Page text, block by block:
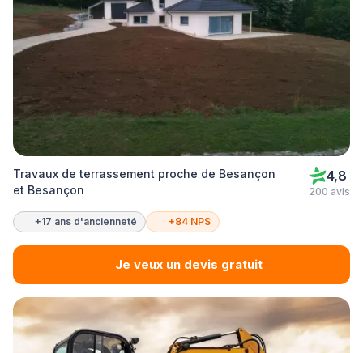
Travaux de terrassement proche de Besançon
et Besançon
4,8
200 avis
+17 ans d'ancienneté +84 NPS
Je veux un devis gratuit